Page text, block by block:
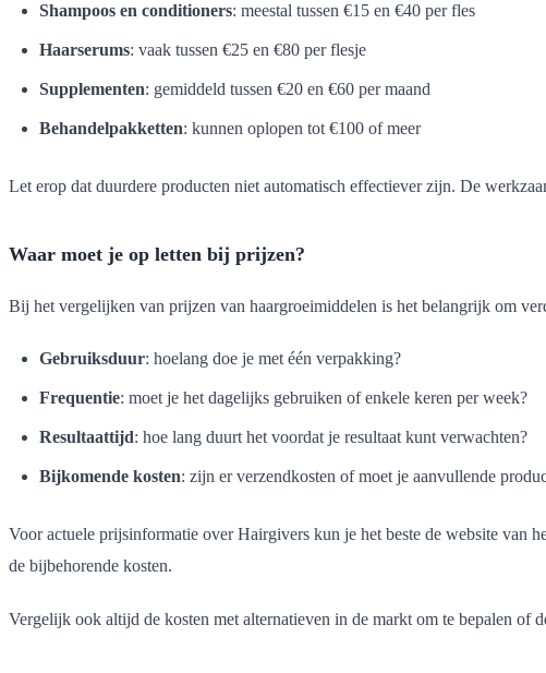
Shampoos en conditioners: meestal tussen €15 en €40 per fles
Haarserums: vaak tussen €25 en €80 per flesje
Supplementen: gemiddeld tussen €20 en €60 per maand
Behandelpakketten: kunnen oplopen tot €100 of meer
Let erop dat duurdere producten niet automatisch effectiever zijn. De
Waar moet je op letten bij prijzen?
Bij het vergelijken van prijzen van haargroeimiddelen is het belangrijk om
Gebruiksduur: hoelang doe je met één verpakking?
Frequentie: moet je het dagelijks gebruiken of enkele keren per week?
Resultaattijd: hoe lang duurt het voordat je resultaat kunt verwachten?
Bijkomende kosten: zijn er verzendkosten of moet je aanvullende
Voor actuele prijsinformatie over Hairgivers kun je het beste de website van
de bijbehorende kosten.
Vergelijk ook altijd de kosten met alternatieven in de markt om te bepalen